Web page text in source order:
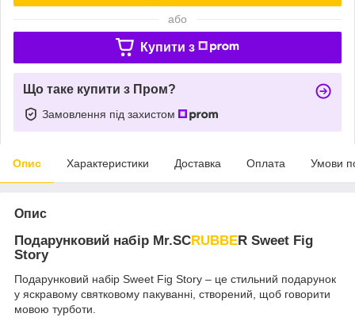
або
Купити з
Що таке купити з Пром?
Замовлення під захистом
Опис Характеристики Доставка Оплата Умови
Опис
Подарунковий набір Mr.SCRUBBER Sweet Fig
Story
Подарунковий набір Sweet Fig Story – це стильний подарунок
у яскравому святковому пакуванні, створений, щоб говорити
мовою турботи.